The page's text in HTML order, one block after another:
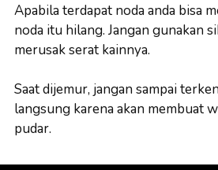
Apabila terdapat noda anda bisa
noda itu hilang. Jangan gunakan
merusak serat kainnya.
Saat dijemur, jangan sampai
langsung karena akan membuat
pudar.